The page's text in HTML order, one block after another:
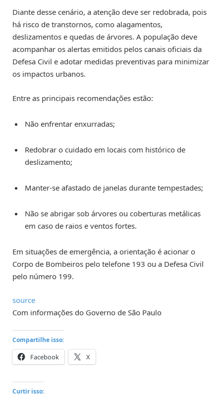
Diante desse cenário, a atenção deve ser redobrada, pois
há risco de transtornos, como alagamentos,
deslizamentos e quedas de árvores. A população deve
acompanhar os alertas emitidos pelos canais oficiais da
Defesa Civil e adotar medidas preventivas para minimizar
os impactos urbanos.
Entre as principais recomendações estão:
Não enfrentar enxurradas;
Redobrar o cuidado em locais com histórico de
deslizamento;
Manter-se afastado de janelas durante tempestades;
Não se abrigar sob árvores ou coberturas metálicas
em caso de raios e ventos fortes.
Em situações de emergência, a orientação é acionar o
Corpo de Bombeiros pelo telefone 193 ou a Defesa Civil
pelo número 199.
source
Com informações do Governo de São Paulo
Compartilhe isso:
Facebook X
Curtir isso: